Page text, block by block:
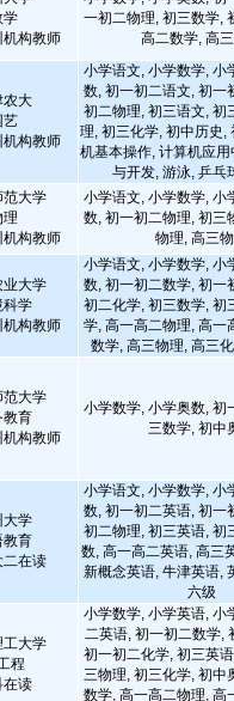
学
机构教师
一初二物理, 初三数学,
高二数学, 高
农大
艺
机构教师
小学语文, 小学数学, 小
数, 初一初二语文, 初一
初二物理, 初三语文, 初
理, 初三化学, 初中历史,
机基本操作, 计算机应
与开发, 游泳, 乒乓
范大学
理
机构教师
小学语文, 小学数学, 小
数, 初一初二物理, 初三
物理, 高三
业大学
科学
机构教师
小学语文, 小学数学, 小
数, 初一初二数学, 初一
初二化学, 初三数学, 初
学, 高一高二物理, 高一
数学, 高三物理, 高三
范大学
教育
机构教师
小学数学, 小学奥数, 初
三数学, 初中
大学
教育
二在读
小学语文, 小学数学, 小
数, 初一初二英语, 初一
初二物理, 初三英语, 初
数, 高一高二英语, 高三
新概念英语, 牛津英语,
六级
工大学
程
在读
小学数学, 小学英语, 小
二英语, 初一初二数学,
初一初二化学, 初三英
三物理, 初三化学, 初中
数学, 高一高二物理, 高